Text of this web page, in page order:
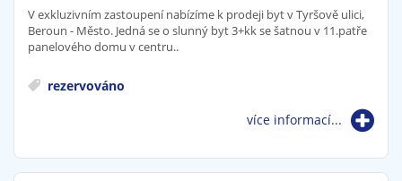
V exkluzivním zastoupení nabízíme k prodeji byt v Tyršově ulici,
Beroun - Město. Jedná se o slunný byt 3+kk se šatnou v 11.patře
panelového domu v centru..
rezervováno
více informací...